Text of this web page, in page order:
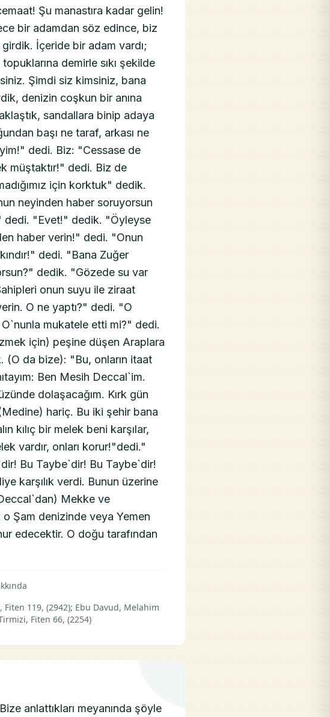
Şu manastıra kadar gelin!
bir adamdan söz edince, biz
İçeride bir adam vardı;
demirle sıkı şekilde
Şimdi siz kimsiniz, bana
denizin coşkun bir anına
sandallara binip adaya
başı ne taraf, arkası ne
dedi. Biz: "Cessase de
müştaktır!" dedi. Biz de
için korktuk" dedik.
neyinden haber soruyorsun
dedi. "Evet!" dedik. "Öyleyse
haber verin!" dedi. "Onun
dedi. "Bana Zuğer
dedik. "Gözede su var
onun suyu ile ziraat
O ne yaptı?" dedi. "O
mukatele etti mi?" dedi.
için) peşine düşen Araplara
(O da bize): "Bu, onların itaat
Ben Mesih Deccal`im.
dolaşacağım. Kırk gün
hariç. Bu iki şehir bana
kılıç bir melek beni karşılar,
vardır, onları korur!"dedi."
Bu Taybe`dir! Bu Taybe`dir!
karşılık verdi. Bunun üzerine
Mekke ve
Şam denizinde veya Yemen
edecektir. O doğu tarafından
Fiten 119, (2942); Ebu Davud, Melahim
Fiten 66, (2254)
anlattıkları meyanında şöyle